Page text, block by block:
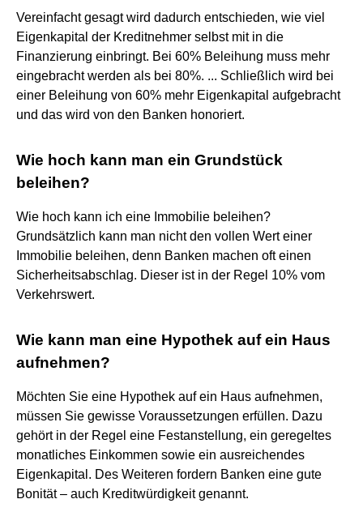
Vereinfacht gesagt wird dadurch entschieden, wie viel
Eigenkapital der Kreditnehmer selbst mit in die
Finanzierung einbringt. Bei 60% Beleihung muss mehr
eingebracht werden als bei 80%. ... Schließlich wird bei
einer Beleihung von 60% mehr Eigenkapital aufgebracht
und das wird von den Banken honoriert.
Wie hoch kann man ein Grundstück
beleihen?
Wie hoch kann ich eine Immobilie beleihen?
Grundsätzlich kann man nicht den vollen Wert einer
Immobilie beleihen, denn Banken machen oft einen
Sicherheitsabschlag. Dieser ist in der Regel 10% vom
Verkehrswert.
Wie kann man eine Hypothek auf ein Haus
aufnehmen?
Möchten Sie eine Hypothek auf ein Haus aufnehmen,
müssen Sie gewisse Voraussetzungen erfüllen. Dazu
gehört in der Regel eine Festanstellung, ein geregeltes
monatliches Einkommen sowie ein ausreichendes
Eigenkapital. Des Weiteren fordern Banken eine gute
Bonität – auch Kreditwürdigkeit genannt.